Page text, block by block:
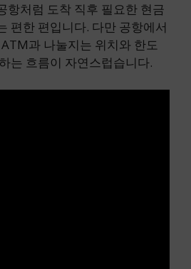
항처럼 도착 직후 필요한 현금
편한 편입니다. 다만 공항에서
과 나눌지는 위치와 한도
는 흐름이 자연스럽습니다.